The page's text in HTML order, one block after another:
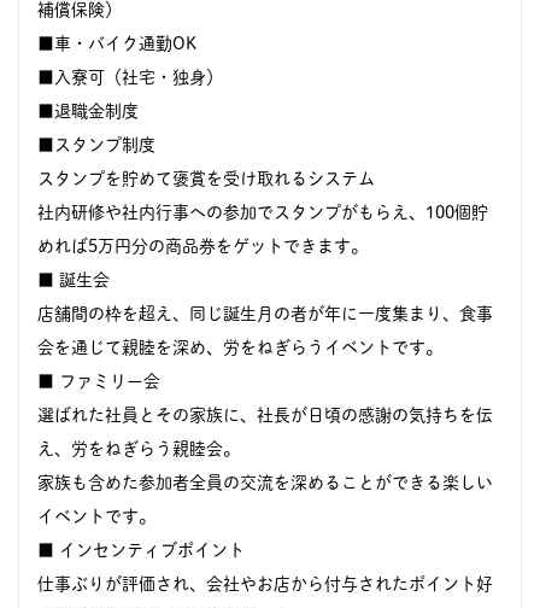
補償保険）
■車・バイク通勤OK
■入寮可（社宅・独身）
■退職金制度
■スタンプ制度
スタンプを貯めて褒賞を受け取れるシステム
社内研修や社内行事への参加でスタンプがもらえ、100個貯
めれば5万円分の商品券をゲットできます。
■ 誕生会
店舗間の枠を超え、同じ誕生月の者が年に一度集まり、食事
会を通じて親睦を深め、労をねぎらうイベントです。
■ ファミリー会
選ばれた社員とその家族に、社長が日頃の感謝の気持ちを伝
え、労をねぎらう親睦会。
家族も含めた参加者全員の交流を深めることができる楽しい
イベントです。
■ インセンティブポイント
仕事ぶりが評価され、会社やお店から付与されたポイント好